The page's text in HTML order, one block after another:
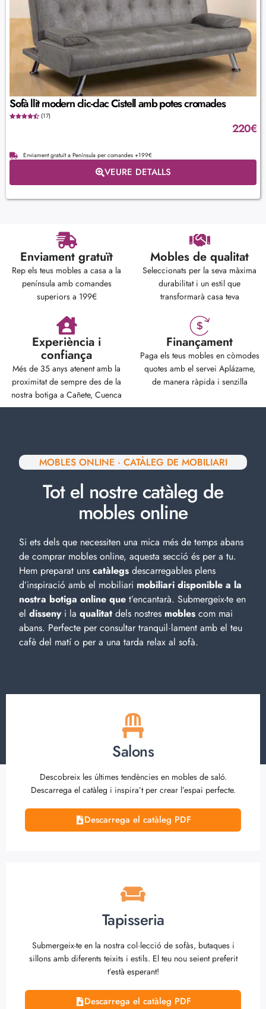
Sofà llit modern clic-clac Cistell amb potes cromades
(17)
220€
Enviament gratuït a Península per comandes +199€
VEURE DETALLS
Enviament gratuït
Rep els teus mobles a casa a la
península amb comandes
superiors a 199€
Mobles de qualitat
Seleccionats per la seva màxima
durabilitat i un estil que
transformarà casa teva
Experiència i
confiança
Més de 35 anys atenent amb la
proximitat de sempre des de la
nostra botiga a Cañete, Cuenca
Finançament
Paga els teus mobles en còmodes
quotes amb el servei Aplázame,
de manera ràpida i senzilla
MOBLES ONLINE · CATÀLEG DE MOBILIARI
Tot el nostre catàleg de
mobles online
Si ets dels que necessiten una mica més de temps abans
de comprar mobles online, aquesta secció és per a tu.
Hem preparat uns catàlegs descarregables plens
d’inspiració amb el mobiliari mobiliari disponible a la
nostra botiga online que t’encantarà. Submergeix-te en
el dissenyi la qualitat dels nostres mobles com mai
abans. Perfecte per consultar tranquil·lament amb el teu
cafè del matí o per a una tarda relax al sofà.
Salons
Descobreix les últimes tendències en mobles de saló.
Descarrega el catàleg i inspira’t per crear l’espai perfecte.
Descarrega el catàleg PDF
Tapisseria
Submergeix-te en la nostra col·lecció de sofàs, butaques i
sillons amb diferents teixits i estils. El teu nou seient preferit
t’està esperant!
Descarrega el catàleg PDF